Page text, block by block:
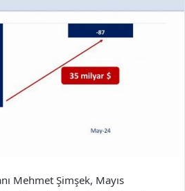
Mehmet Şimşek, Mayıs